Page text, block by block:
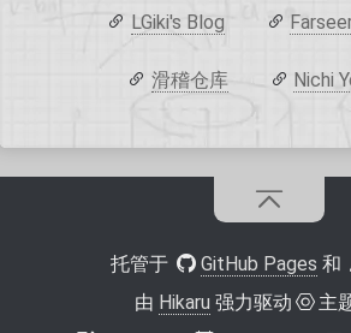
LGiki's Blog
滑稽仓库 Nichi
托管于 GitHub Pages 和
由 Hikaru 强力驱动 主